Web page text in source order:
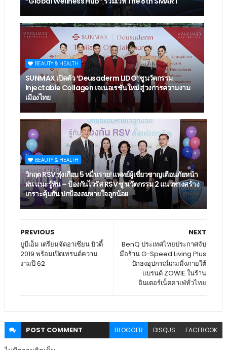
BEAUTY & HEALTH
SUNMAX เปิดตัว ‘Deusaderm LIDO’ ชูนวัตกรรม
Injectable Collagen เจเนอเรชันใหม่ สู่วงการความงาม
เมืองไทย
BEAUTY & HEALTH
วิกฤต RSV พุ่งเกือบ 5 หมื่นราย! แพทย์ผู้เชี่ยวชาญเตือนภัยหน้า
ฝน แนะรู้ทัน – ป้องกันไวรัส RSV ชู นวัตกรรม 2 แนวทางสร้าง
เกราะคุ้มกัน ปกป้องลมหายใจลูกน้อย
NEXT
BenQ ประเทศไทยประกาศจับ
มือร้าน G-Speed Living Plus
ปักธงอุปกรณ์เกมมิ่งภายใต้
แบรนด์ ZOWIE ในร้าน
อินเตอร์เน็ตคาเฟ่ทั่วไทย
PREVIOUS
ยูบีเอ็ม เตรียมจัดอาเซียน บิวตี้
2019 พร้อมเปิดเทรนด์ความ
งามปี 62
POST COMMENT BLOGGER DISQUS FACEBOOK